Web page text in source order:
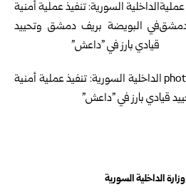
وزارة الداخلية السورية